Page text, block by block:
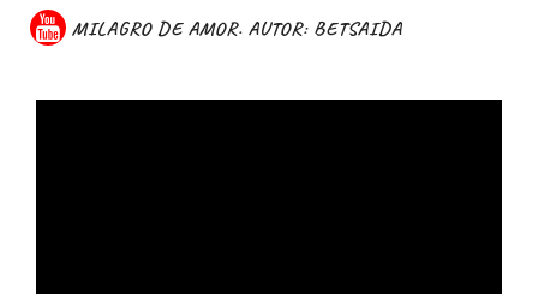
MILAGRO DE AMOR. AUTOR: BETSAIDA